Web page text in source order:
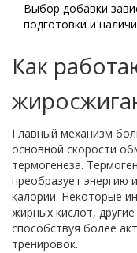
Выбор добавки
подготовки и
Как
Главный механизм
основной скорости
термогенеза.
преобразует энергию
калории. Некоторые
жирных кислот,
способствуя более
тренировок.